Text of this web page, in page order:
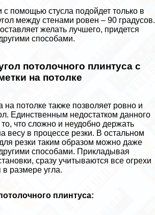
с помощью стусла подойдет только в
между стенами ровен – 90 градусов.
желать лучшего, придется
способами.
потолочного плинтуса с
на потолке
на потолке также позволяет ровно и
Единственным недостатком данного
что сложно и неудобно держать
весу в процессе резки. В остальном
резки таким образом можно даже
способами. Прикладывая
сразу учитываются все огрехи
в размере угла.
плинтуса: